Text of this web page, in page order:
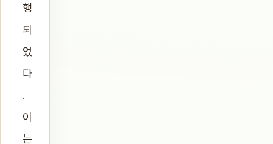
행
되
었
다
.
이
는